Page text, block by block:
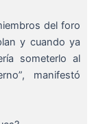
del foro
y cuando ya
someterlo al
manifestó